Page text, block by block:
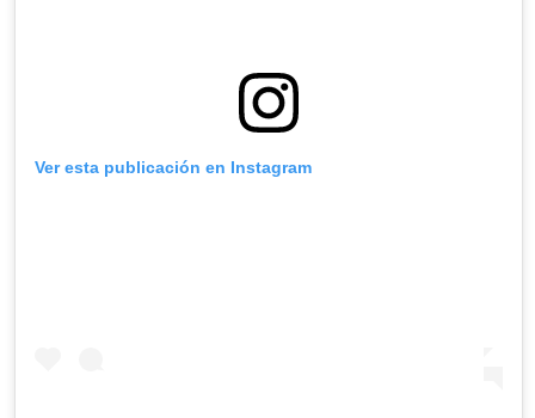
Ver esta publicación en Instagram